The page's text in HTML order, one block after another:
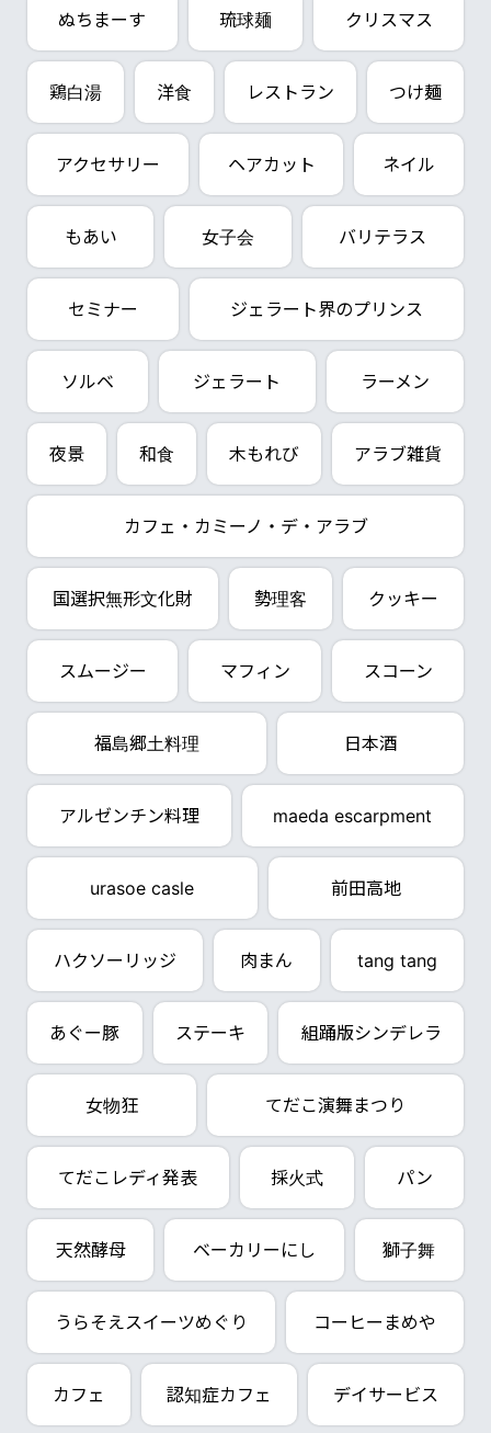
ぬちまーす 琉球麺 クリスマス
鶏白湯 洋食 レストラン つけ麺
アクセサリー ヘアカット ネイル
もあい 女子会 バリテラス
セミナー ジェラート界のプリンス
ソルベ ジェラート ラーメン
夜景 和食 木もれび アラブ雑貨
カフェ・カミーノ・デ・アラブ
国選択無形文化財 勢理客 クッキー
スムージー マフィン スコーン
福島郷土料理 日本酒
アルゼンチン料理 maeda escarpment
urasoe casle 前田高地
ハクソーリッジ 肉まん tang tang
あぐー豚 ステーキ 組踊版シンデレラ
女物狂 てだこ演舞まつり
てだこレディ発表 採火式 パン
天然酵母 ベーカリーにし 獅子舞
うらそえスイーツめぐり コーヒーまめや
カフェ 認知症カフェ デイサービス